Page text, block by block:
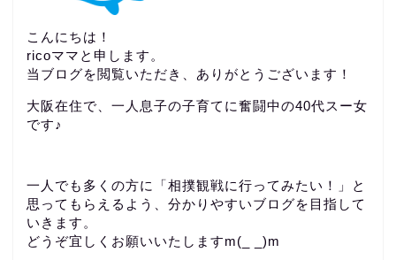
こんにちは！
ricoママと申します。
当ブログを閲覧いただき、ありがとうございます！
大阪在住で、一人息子の子育てに奮闘中の40代スー女
です♪
一人でも多くの方に「相撲観戦に行ってみたい！」と
思ってもらえるよう、分かりやすいブログを目指して
いきます。
どうぞ宜しくお願いいたしますm(_ _)m